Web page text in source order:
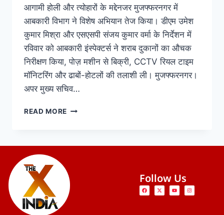
आगामी होली और त्योहारों के मद्देनजर मुजफ्फरनगर में
आबकारी विभाग ने विशेष अभियान तेज किया। डीएम उमेश
कुमार मिश्रा और एसएसपी संजय कुमार वर्मा के निर्देशन में
रविवार को आबकारी इंस्पेक्टर्स ने शराब दुकानों का औचक
निरीक्षण किया, पोज़ मशीन से बिक्री, CCTV रियल टाइम
मॉनिटरिंग और ढाबों-होटलों की तलाशी ली। मुजफ्फरनगर।
अपर मुख्य सचिव…
READ MORE
Follow Us